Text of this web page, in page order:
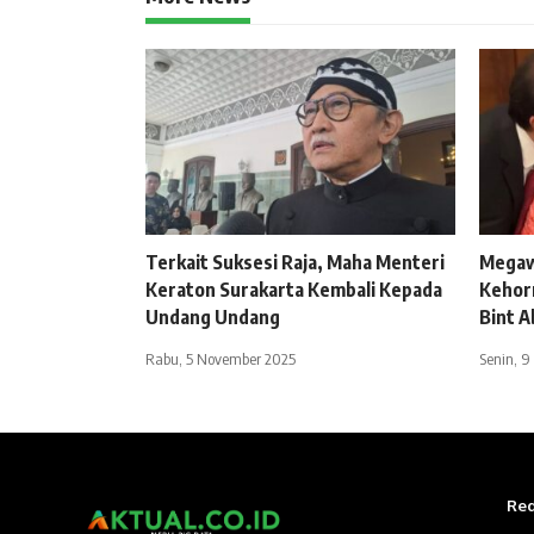
Terkait Suksesi Raja, Maha Menteri
Keraton Surakarta Kembali Kepada
Undang Undang
Rabu, 5 November 2025
Bint
Senin,